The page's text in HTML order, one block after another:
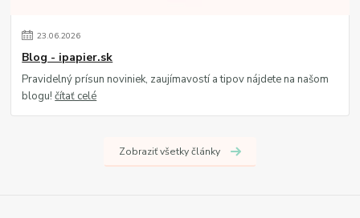
23.06.2026
Blog - ipapier.sk
Pravidelný prísun noviniek, zaujímavostí a tipov nájdete na našom
blogu!čítať celé
Zobraziť všetky články